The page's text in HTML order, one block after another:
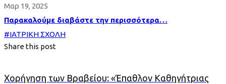
Μαρ 19, 2025
Παρακαλούμε διαβάστε την περισσότερα…
#ΙΑΤΡΙΚΗ ΣΧΟΛΗ
Share this post
Χορήγηση των Βραβείου: «Έπαθλον Καθηγήτριας